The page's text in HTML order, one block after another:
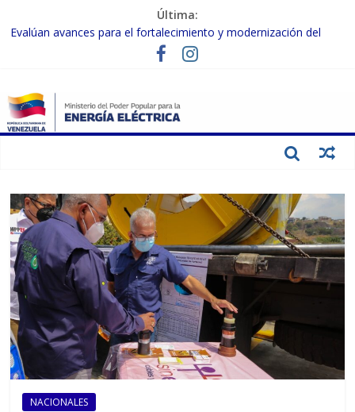
Última:
Condecoran a trabajadores del sector eléctrico por su heroica
labor tras el doble sismo del 24-J
Evalúan avances para el fortalecimiento y modernización del
en Carabobo
Gobierno Nacional activa plan preventivo para fortalecer el SEN
ante el fenómeno de El Niño
Termocarabobo recupera el 50% de su capacidad de generación
NACIONALES